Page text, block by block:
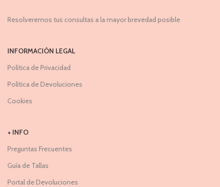
Resolveremos tus consultas a la mayor brevedad posible
INFORMACIÓN LEGAL
Política de Privacidad
Política de Devoluciones
Cookies
+ INFO
Preguntas Frecuentes
Guía de Tallas
Portal de Devoluciones